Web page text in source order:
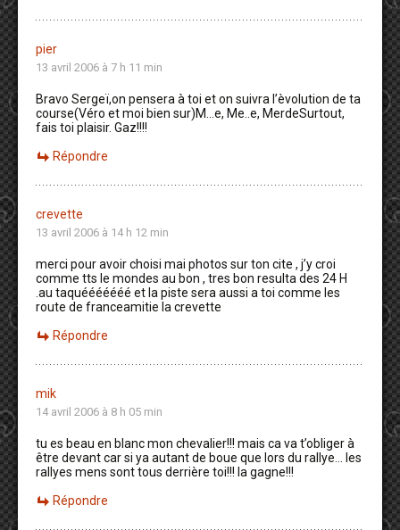
pier
13 avril 2006 à 7 h 11 min
Bravo Sergeï,on pensera à toi et on suivra l’èvolution de ta
course(Véro et moi bien sur)M…e, Me..e, MerdeSurtout,
fais toi plaisir. Gaz!!!!
Répondre
crevette
13 avril 2006 à 14 h 12 min
merci pour avoir choisi mai photos sur ton cite , j’y croi
comme tts le mondes au bon , tres bon resulta des 24 H
.au taquééééééé et la piste sera aussi a toi comme les
route de franceamitie la crevette
Répondre
mik
14 avril 2006 à 8 h 05 min
tu es beau en blanc mon chevalier!!! mais ca va t’obliger à
être devant car si ya autant de boue que lors du rallye… les
rallyes mens sont tous derrière toi!!! la gagne!!!
Répondre